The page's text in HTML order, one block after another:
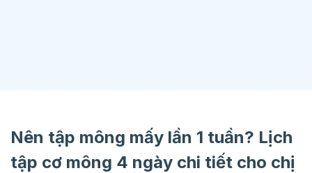
Nên tập mông mấy lần 1 tuần? Lịch
tập cơ mông 4 ngày chi tiết cho chị